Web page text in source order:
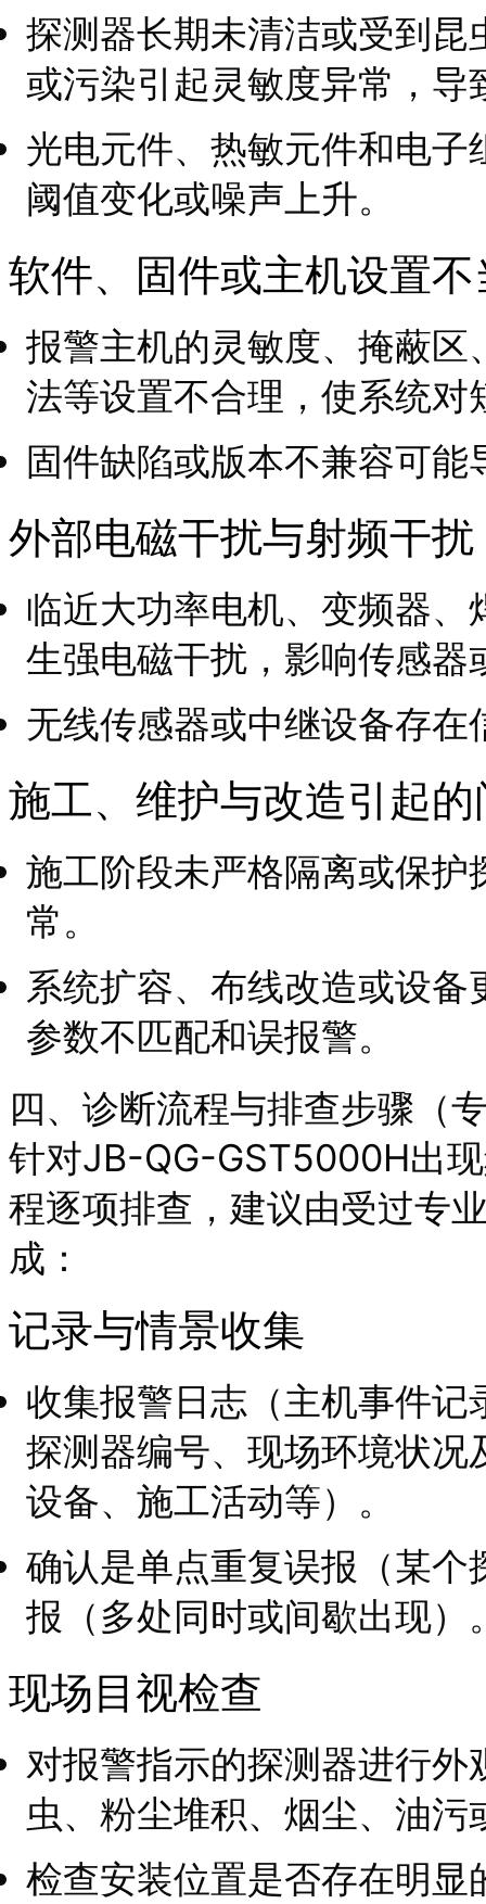
探测器长期未清洁或受到
或污染引起灵敏度异常，导
光电元件、热敏元件和电
阈值变化或噪声上升。
软件、固件或主机设置不
报警主机的灵敏度、掩蔽
法等设置不合理，使系统
固件缺陷或版本不兼容可
外部电磁干扰与射频干扰
临近大功率电机、变频器
生强电磁干扰，影响传感
无线传感器或中继设备存在
施工、维护与改造引起的
施工阶段未严格隔离或保
常。
系统扩容、布线改造或设
参数不匹配和误报警。
四、诊断流程与排查步骤（
针对JB-QG-GST5000H出
程逐项排查，建议由受过专
成：
记录与情景收集
收集报警日志（主机事件
探测器编号、现场环境状
设备、施工活动等）。
确认是单点重复误报（某
报（多处同时或间歇出现）
现场目视检查
对报警指示的探测器进行
虫、粉尘堆积、烟尘、油污
检查安装位置是否存在明